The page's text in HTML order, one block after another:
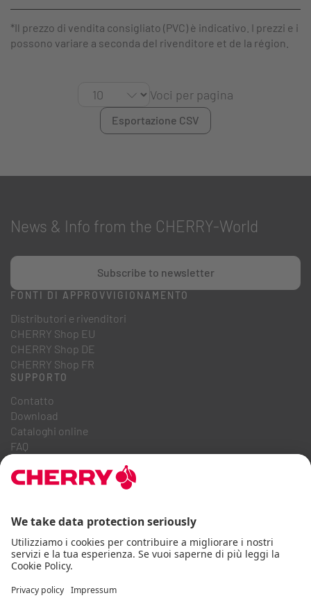
*Il prezzo di vendita consigliato (PVC) è indicativo. I prezzi e i
possono variare a seconda del rivenditore et de la région.
Voci per pagina
Esportazione CSV
News & Info from the CHERRY-World
Subscribe to newsletter
FONTI DI APPROVVIGIONAMENTO
Distributori e rivenditori
CHERRY Shop EU
CHERRY Shop DE
CHERRY Shop FR
SUPPORTO
Contatto
Download
Cataloghi online
FAQ
Carriera
Codice di condotta aziendale